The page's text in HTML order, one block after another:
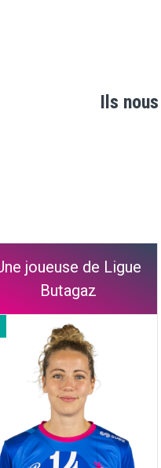
Ils
joueuse de Ligue
Butagaz